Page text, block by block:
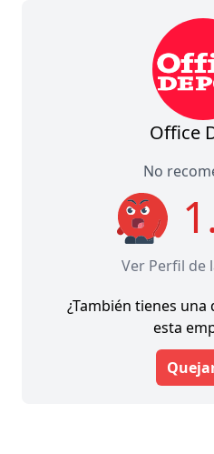
Office
No
Ver Perfil de
¿También tienes
esta